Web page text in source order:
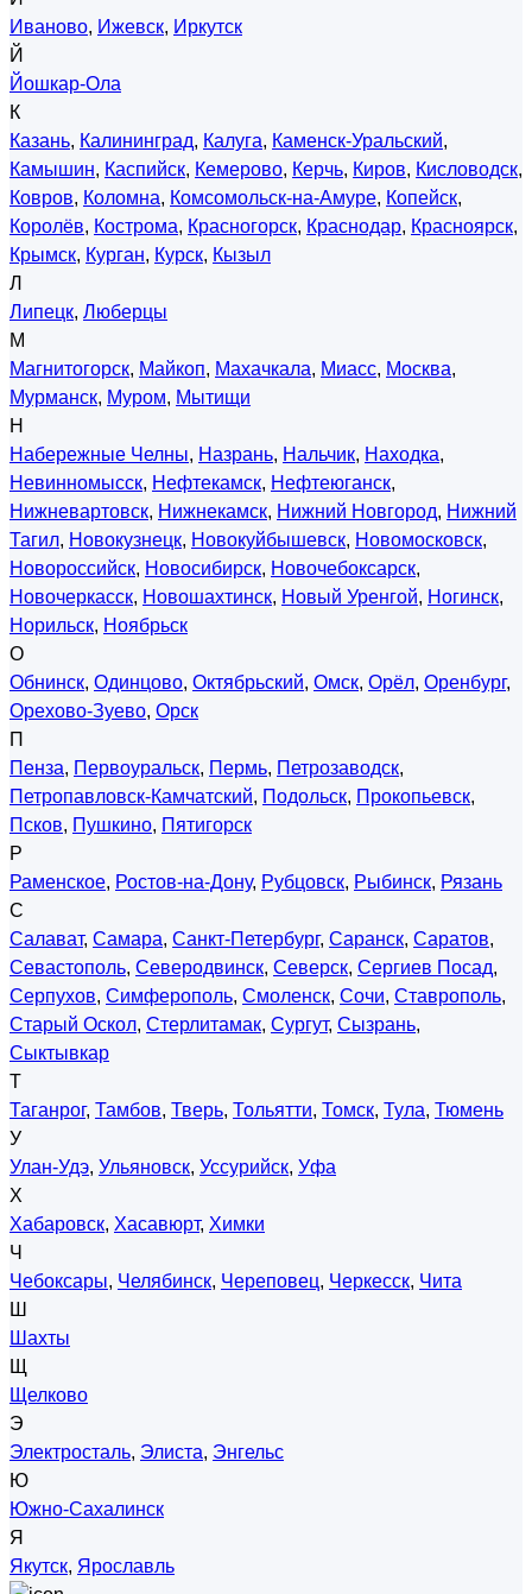
Иваново, Ижевск, Иркутск
Й
Йошкар-Ола
К
Казань, Калининград, Калуга, Каменск-Уральский,
Камышин, Каспийск, Кемерово, Керчь, Киров, Кисловодск,
Ковров, Коломна, Комсомольск-на-Амуре, Копейск,
Королёв, Кострома, Красногорск, Краснодар, Красноярск,
Крымск, Курган, Курск, Кызыл
Л
Липецк, Люберцы
М
Магнитогорск, Майкоп, Махачкала, Миасс, Москва,
Мурманск, Муром, Мытищи
Н
Набережные Челны, Назрань, Нальчик, Находка,
Невинномысск, Нефтекамск, Нефтеюганск,
Нижневартовск, Нижнекамск, Нижний Новгород, Нижний
Тагил, Новокузнецк, Новокуйбышевск, Новомосковск,
Новороссийск, Новосибирск, Новочебоксарск,
Новочеркасск, Новошахтинск, Новый Уренгой, Ногинск,
Норильск, Ноябрьск
О
Обнинск, Одинцово, Октябрьский, Омск, Орёл, Оренбург,
Орехово-Зуево, Орск
П
Пенза, Первоуральск, Пермь, Петрозаводск,
Петропавловск-Камчатский, Подольск, Прокопьевск,
Псков, Пушкино, Пятигорск
Р
Раменское, Ростов-на-Дону, Рубцовск, Рыбинск, Рязань
С
Салават, Самара, Санкт-Петербург, Саранск, Саратов,
Севастополь, Северодвинск, Северск, Сергиев Посад,
Серпухов, Симферополь, Смоленск, Сочи, Ставрополь,
Старый Оскол, Стерлитамак, Сургут, Сызрань,
Сыктывкар
Т
Таганрог, Тамбов, Тверь, Тольятти, Томск, Тула, Тюмень
У
Улан-Удэ, Ульяновск, Уссурийск, Уфа
Х
Хабаровск, Хасавюрт, Химки
Ч
Чебоксары, Челябинск, Череповец, Черкесск, Чита
Ш
Шахты
Щ
Щелково
Э
Электросталь, Элиста, Энгельс
Ю
Южно-Сахалинск
Я
Якутск, Ярославль